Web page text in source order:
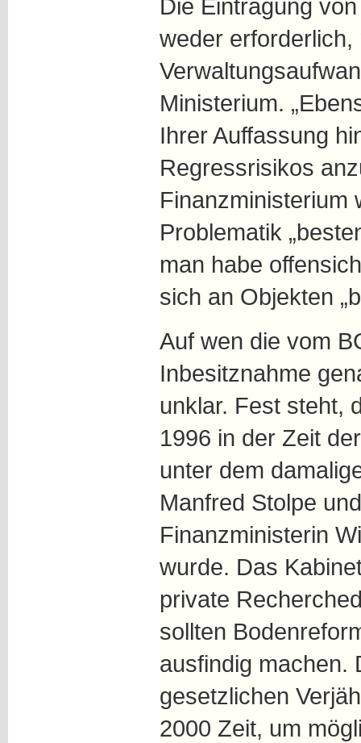
Die Eintragung
weder erforderlich,
Ministerium.
Ihrer Auffassung
Regressrisikos
Finanzministerium
Problematik
man habe
sich an Objekten
Auf wen die vom
Inbesitznahme
unklar. Fest steht,
1996 in der Zeit
unter dem
Manfred Stolpe
Finanzministerin
wurde. Das
private
sollten
ausfindig machen.
gesetzlichen
2000 Zeit, um